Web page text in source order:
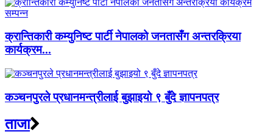
क्रान्तिकारी कम्युनिष्ट पार्टी नेपालको जनतासँग अन्तरक्रिया
कार्यक्रम...
कञ्चनपुरले प्रधानमन्त्रीलाई बुझाइयो ९ बुँदे ज्ञापनपत्र
ताजा